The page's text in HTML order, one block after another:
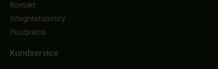
Kontakt
Integritetspolicy
Husqvarna
Kundservice